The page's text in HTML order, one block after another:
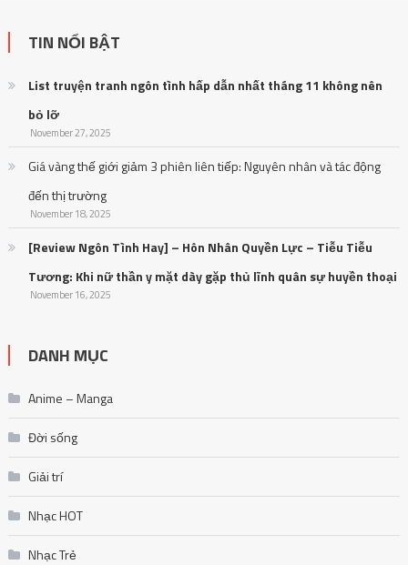
TIN NỔI BẬT
List truyện tranh ngôn tình hấp dẫn nhất tháng 11 không nên
bỏ lỡ
November 27, 2025
Giá vàng thế giới giảm 3 phiên liên tiếp: Nguyên nhân và tác động
đến thị trường
November 18, 2025
[Review Ngôn Tình Hay] – Hôn Nhân Quyền Lực – Tiễu Tiễu
Tương: Khi nữ thần y mặt dày gặp thủ lĩnh quân sự huyền thoại
November 16, 2025
DANH MỤC
Anime – Manga
Đời sống
Giải trí
Nhạc HOT
Nhạc Trẻ